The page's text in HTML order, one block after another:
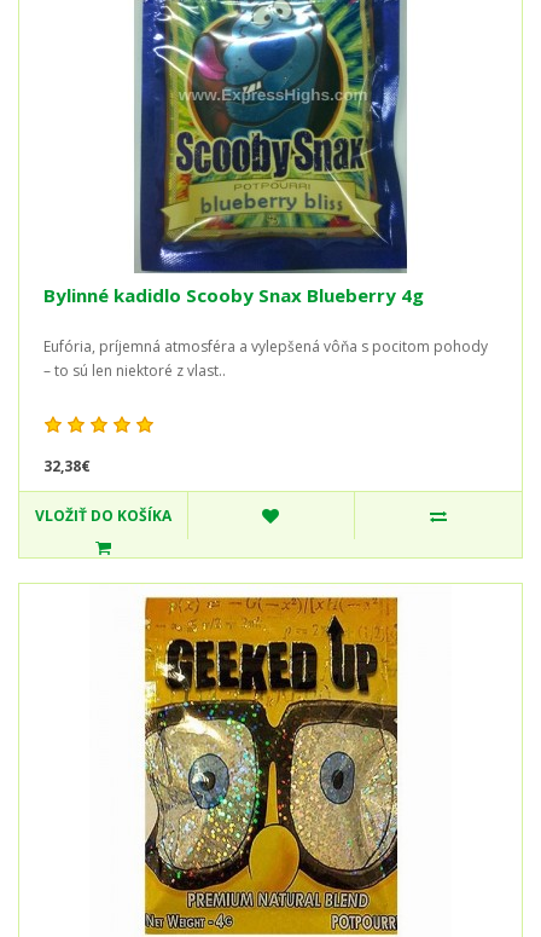
Bylinné kadidlo Scooby Snax Blueberry 4g
Eufória, príjemná atmosféra a vylepšená vôňa s pocitom pohody
– to sú len niektoré z vlast..
32,38€
VLOŽIŤ DO KOŠÍKA